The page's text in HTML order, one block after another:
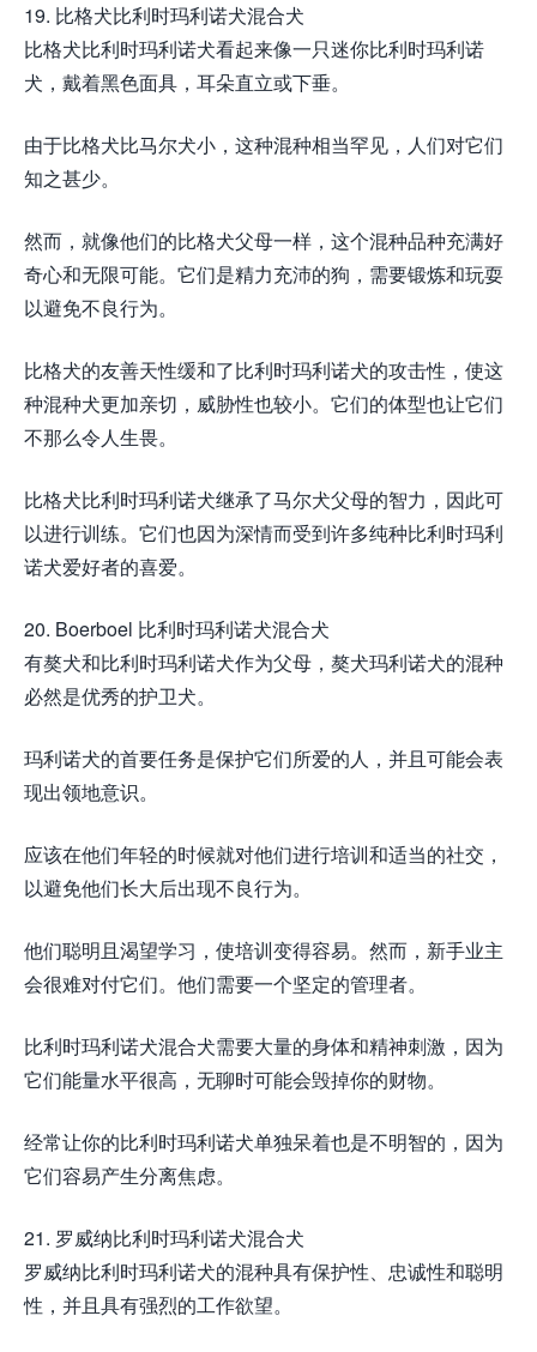
19. 比格犬比利时玛利诺犬混合犬
比格犬比利时玛利诺犬看起来像一只迷你比利时玛利诺
犬，戴着黑色面具，耳朵直立或下垂。
由于比格犬比马尔犬小，这种混种相当罕见，人们对它们
知之甚少。
然而，就像他们的比格犬父母一样，这个混种品种充满好
奇心和无限可能。它们是精力充沛的狗，需要锻炼和玩耍
以避免不良行为。
比格犬的友善天性缓和了比利时玛利诺犬的攻击性，使这
种混种犬更加亲切，威胁性也较小。它们的体型也让它们
不那么令人生畏。
比格犬比利时玛利诺犬继承了马尔犬父母的智力，因此可
以进行训练。它们也因为深情而受到许多纯种比利时玛利
诺犬爱好者的喜爱。
20. Boerboel 比利时玛利诺犬混合犬
有獒犬和比利时玛利诺犬作为父母，獒犬玛利诺犬的混种
必然是优秀的护卫犬。
玛利诺犬的首要任务是保护它们所爱的人，并且可能会表
现出领地意识。
应该在他们年轻的时候就对他们进行培训和适当的社交，
以避免他们长大后出现不良行为。
他们聪明且渴望学习，使培训变得容易。然而，新手业主
会很难对付它们。他们需要一个坚定的管理者。
比利时玛利诺犬混合犬需要大量的身体和精神刺激，因为
它们能量水平很高，无聊时可能会毁掉你的财物。
经常让你的比利时玛利诺犬单独呆着也是不明智的，因为
它们容易产生分离焦虑。
21. 罗威纳比利时玛利诺犬混合犬
罗威纳比利时玛利诺犬的混种具有保护性、忠诚性和聪明
性，并且具有强烈的工作欲望。